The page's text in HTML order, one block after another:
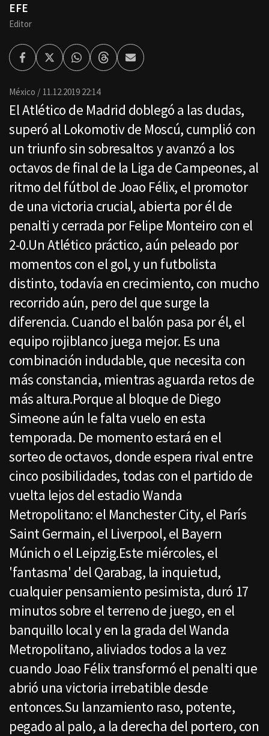
EFE
Editor
FacebookTwitterWhatsappThreadsEnviar
por
México 11.12.2019 22:14
El Atlético de Madrid doblegó a las dudas,
superó al Lokomotiv de Moscú, cumplió con
un triunfo sin sobresaltos y avanzó a los
octavos de final de la Liga de Campeones, al
ritmo del fútbol de Joao Félix, el promotor
de una victoria crucial, abierta por él de
penalti y cerrada por Felipe Monteiro con el
2-0.Un Atlético práctico, aún peleado por
momentos con el gol, y un futbolista
distinto, todavía en crecimiento, con mucho
recorrido aún, pero del que surge la
diferencia. Cuando el balón pasa por él, el
equipo rojiblanco juega mejor. Es una
combinación indudable, que necesita con
más constancia, mientras aguarda retos de
más altura.Porque al bloque de Diego
Simeone aún le falta vuelo en esta
temporada. De momento estará en el
sorteo de octavos, donde espera rival entre
cinco posibilidades, todas con el partido de
vuelta lejos del estadio Wanda
Metropolitano: el Manchester City, el París
Saint Germain, el Liverpool, el Bayern
Múnich o el Leipzig.Este miércoles, el
'fantasma' del Qarabag, la inquietud,
cualquier pensamiento pesimista, duró 17
minutos sobre el terreno de juego, en el
banquillo local y en la grada del Wanda
Metropolitano, aliviados todos a la vez
cuando Joao Félix transformó el penalti que
abrió una victoria irrebatible desde
entonces.Su lanzamiento raso, potente,
pegado al palo, a la derecha del portero, con